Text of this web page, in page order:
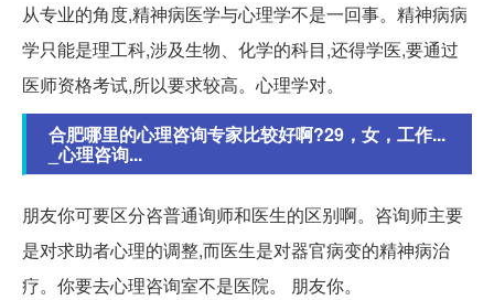
从专业的角度,精神病医学与心理学不是一回事。精神病病
学只能是理工科,涉及生物、化学的科目,还得学医,要通过
医师资格考试,所以要求较高。心理学对。
合肥哪里的心理咨询专家比较好啊?29，女，工作...
_心理咨询...
朋友你可要区分咨普通询师和医生的区别啊。咨询师主要
是对求助者心理的调整,而医生是对器官病变的精神病治
疗。你要去心理咨询室不是医院。 朋友你。